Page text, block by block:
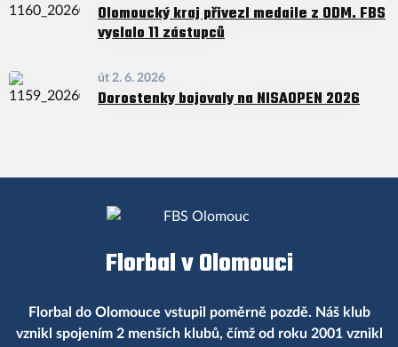
Olomoucký kraj přivezl medaile z ODM. FBS
vyslalo 11 zástupců
út 2. 6. 2026
Dorostenky bojovaly na NISAOPEN 2026
Florbal v Olomouci
Florbal do Olomouce vstupil poměrně pozdě. Náš klub
vznikl spojením 2 menších klubů, čímž od roku 2001 vznikl